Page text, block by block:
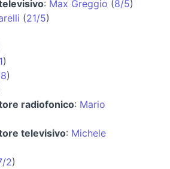
: Max Greggio (8/5)
(21/5)
)
)
radiofonico: Mario
televisivo: Michele
2)